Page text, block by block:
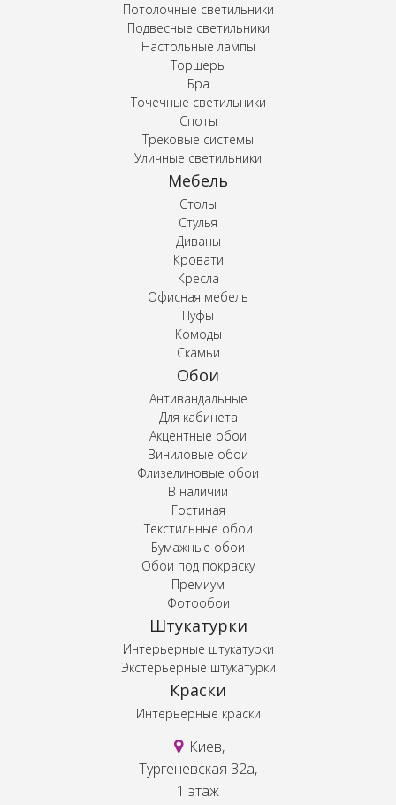
Потолочные светильники
Подвесные светильники
Настольные лампы
Торшеры
Бра
Точечные светильники
Споты
Трековые системы
Уличные светильники
Мебель
Столы
Стулья
Диваны
Кровати
Кресла
Офисная мебель
Пуфы
Комоды
Скамьи
Обои
Антивандальные
Для кабинета
Акцентные обои
Виниловые обои
Флизелиновые обои
В наличии
Гостиная
Текстильные обои
Бумажные обои
Обои под покраску
Премиум
Фотообои
Штукатурки
Интерьерные штукатурки
Экстерьерные штукатурки
Краски
Интерьерные краски
Киев,
Тургеневская 32а,
1 этаж